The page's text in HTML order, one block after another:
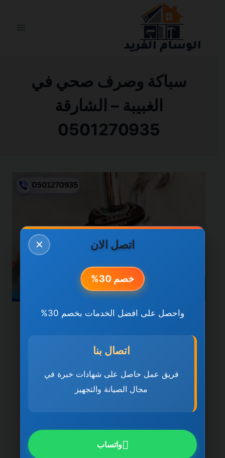
سباكة وصرف صحي في
الغبيبة – الشارقة
0501270935
خدمات الشارقة
سباكة وصرف صحي في
الشارقة 0501270935
ضمان مدى الحياة
وصرف صحي في الشارقة 0501270935 ضمان
مدى الحياة من أهم الخدمات الأساسية التي لا
✕ اتصل الان
خصم 30%
واحصل على افضل الخدمات بخصم 30%
اتصال بنا
فريق عمل حاصل على شهادات خبرة في
مجال الصيانة والتجهيز
واتساب